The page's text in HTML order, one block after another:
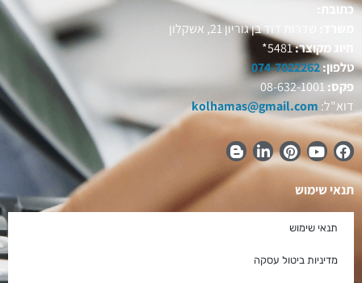
כתובת:
משרד:
שדרות דוד בן גוריון 21, אשקלון
חיוג מקוצר:5481*
טלפון:074-7022262
פקס:08-632-1001
דוא"ל: kolhamas@gmail.com
תנאי שימוש
תנאי שימוש
מדיניות ביטול עסקה